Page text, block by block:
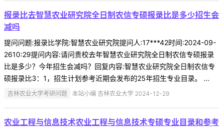
报录比去智慧农业研究院全日制农信专硕报录比是多少招生会
减吗
提问问题:报录比学院:智慧农业研究院提问人:17***42时间:2024-09-
2610:29提问内容:请问贵校去年智慧农业研究院全日制农信专硕报录
比是多少？今年招生会减吗？回复内容:智慧农业研究院全日制农信专
硕报录比3：1，招生计划参考近期会发布的25年招生专业目录。 ...
吉林农业大学考研问题 本站小编 吉林农业大学 2024-12-29
农业工程与信息技术农业工程与信息技术专硕专业目录和参考